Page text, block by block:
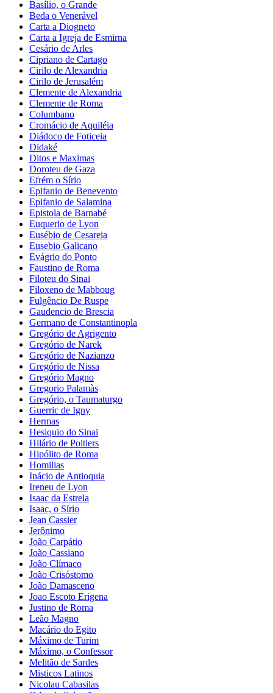
Basílio, o Grande
Beda o Venerável
Carta a Diogneto
Carta a Igreja de Esmirna
Cesário de Arles
Cipriano de Cartago
Cirilo de Alexandria
Cirilo de Jerusalém
Clemente de Alexandria
Clemente de Roma
Columbano
Cromácio de Aquiléia
Diádoco de Foticeia
Didaké
Ditos e Maximas
Doroteu de Gaza
Efrém o Sírio
Epifanio de Benevento
Epifanio de Salamina
Epistola de Barnabé
Euquerio de Lyon
Eusébio de Cesareia
Eusebio Galicano
Evágrio do Ponto
Faustino de Roma
Filoteu do Sinai
Filoxeno de Mabboug
Fulgêncio De Ruspe
Gaudencio de Brescia
Germano de Constantinopla
Gregório de Agrigento
Gregório de Narek
Gregório de Nazianzo
Gregório de Nissa
Gregório Magno
Gregorio Palamàs
Gregório, o Taumaturgo
Guerric de Igny
Hermas
Hesiquio do Sinai
Hilário de Poitiers
Hipólito de Roma
Homilias
Inácio de Antioquia
Ireneu de Lyon
Isaac da Estrela
Isaac, o Sírio
Jean Cassier
Jerônimo
João Carpátio
João Cassiano
João Clímaco
João Crisóstomo
João Damasceno
Joao Escoto Erigena
Justino de Roma
Leão Magno
Macário do Egito
Máximo de Turim
Máximo, o Confessor
Melitão de Sardes
Misticos Latinos
Nicolau Cabasilas